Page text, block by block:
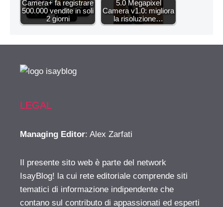
Camera+ fa registrare
500.000 vendite in soli
2 giorni
5.0 Megapixel
Camera v1.0: migliora
la risoluzione…
LEGAL
Managing Editor: Alex Zarfati
Il presente sito web è parte del network
IsayBlog! la cui rete editoriale comprende siti
tematici di informazione indipendente che
contano sul contributo di appassionati ed esperti